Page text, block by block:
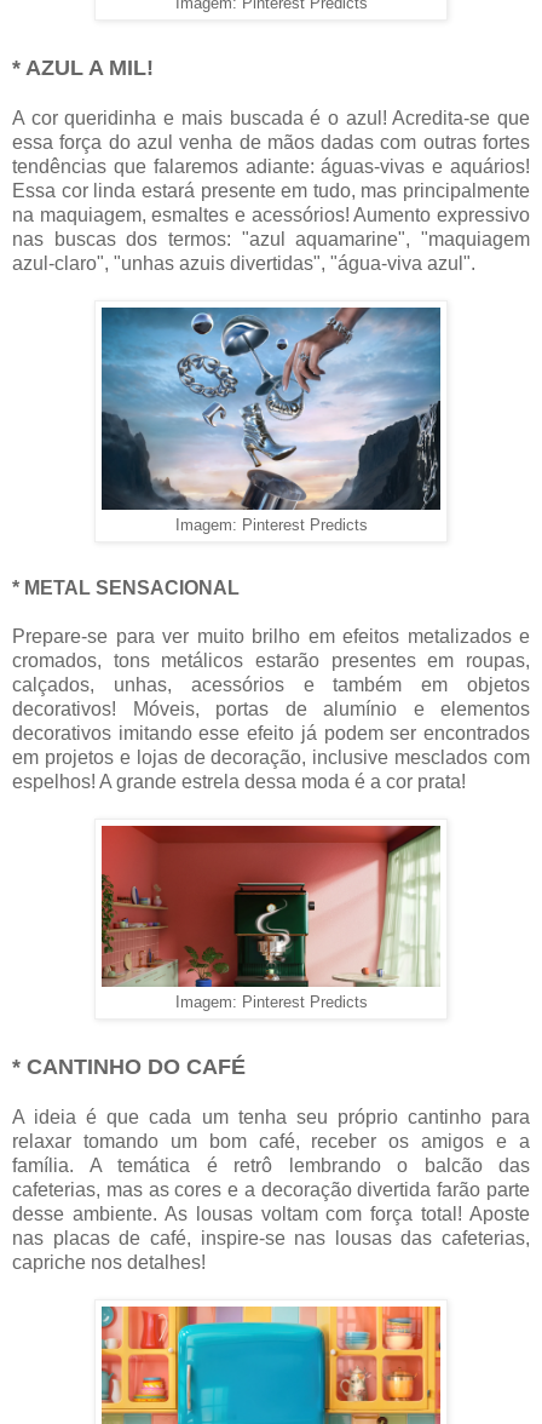
Imagem: Pinterest Predicts
* AZUL A MIL!
A cor queridinha e mais buscada é o azul! Acredita-se que
essa força do azul venha de mãos dadas com outras fortes
tendências que falaremos adiante: águas-vivas e aquários!
Essa cor linda estará presente em tudo, mas principalmente
na maquiagem, esmaltes e acessórios! Aumento expressivo
nas buscas dos termos: "azul aquamarine", "maquiagem
azul-claro", "unhas azuis divertidas", "água-viva azul".
Imagem: Pinterest Predicts
* METAL SENSACIONAL
Prepare-se para ver muito brilho em efeitos metalizados e
cromados, tons metálicos estarão presentes em roupas,
calçados, unhas, acessórios e também em objetos
decorativos! Móveis, portas de alumínio e elementos
decorativos imitando esse efeito já podem ser encontrados
em projetos e lojas de decoração, inclusive mesclados com
espelhos! A grande estrela dessa moda é a cor prata!
Imagem: Pinterest Predicts
* CANTINHO DO CAFÉ
A ideia é que cada um tenha seu próprio cantinho para
relaxar tomando um bom café, receber os amigos e a
família. A temática é retrô lembrando o balcão das
cafeterias, mas as cores e a decoração divertida farão parte
desse ambiente. As lousas voltam com força total! Aposte
nas placas de café, inspire-se nas lousas das cafeterias,
capriche nos detalhes!